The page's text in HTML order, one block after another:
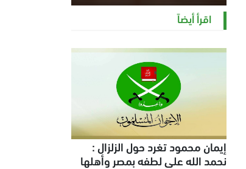
الثلاثاء 4 أغسطس 2026 12:27 م
اقرأ أيضاً
إيمان محمود تغرد حول الزلزال :
نحمد الله على لطفه بمصر وأهلها